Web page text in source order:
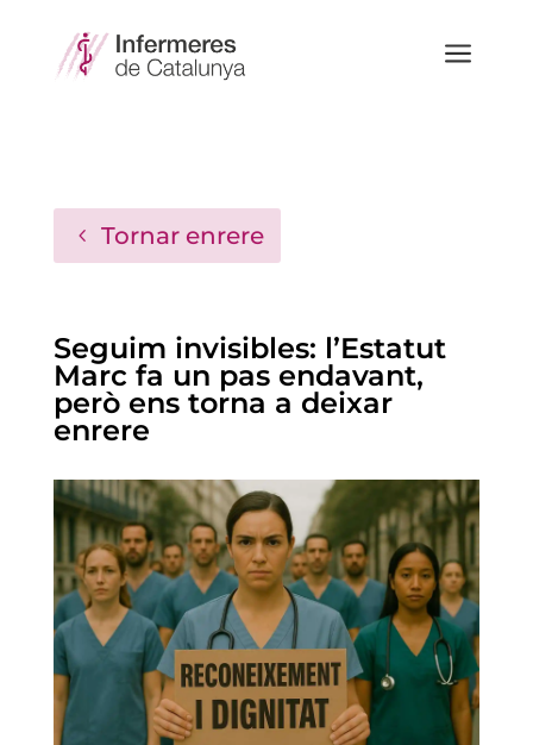
a
Tornar enrere
Seguim invisibles: l’Estatut
Marc fa un pas endavant,
però ens torna a deixar
enrere